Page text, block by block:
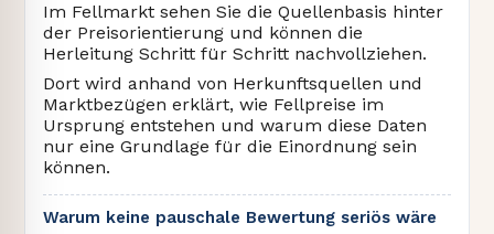
Im Fellmarkt sehen Sie die Quellenbasis hinter
der Preisorientierung und können die
Herleitung Schritt für Schritt nachvollziehen.
Dort wird anhand von Herkunftsquellen und
Marktbezügen erklärt, wie Fellpreise im
Ursprung entstehen und warum diese Daten
nur eine Grundlage für die Einordnung sein
können.
Warum keine pauschale Bewertung seriös wäre